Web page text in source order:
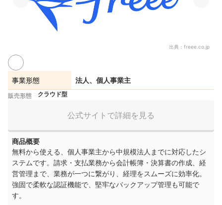
出典： freee.co.jp
事業形態 法人、個人事業主
販売形態 クラウド型
公式サイトで詳細を見る
商品概要
無料から使える、個人事業主から中規模法人までに対応したシ
ステムです。請求・支払業務から会計帳簿・決算書の作成、経
営管理まで、業務が一つに繋がり、経理をスムーズに効率化。
強固で柔軟な認証機能で、堅牢なバックアップ管理も可能で
す。